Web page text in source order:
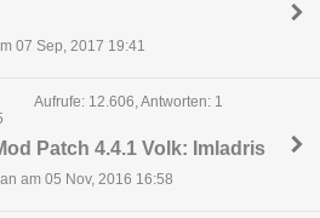
07 Sep, 2017 19:41
Aufrufe: 12.606, Antworten: 1
Patch 4.4.1 Volk: Imladris
am 05 Nov, 2016 16:58